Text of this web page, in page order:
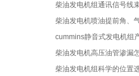
柴油发电机组通讯信号线
柴油发电机喷油提前角、
cummins静音式发电机组
柴油发电机高压油管渗漏
柴油发电机组科学的位置